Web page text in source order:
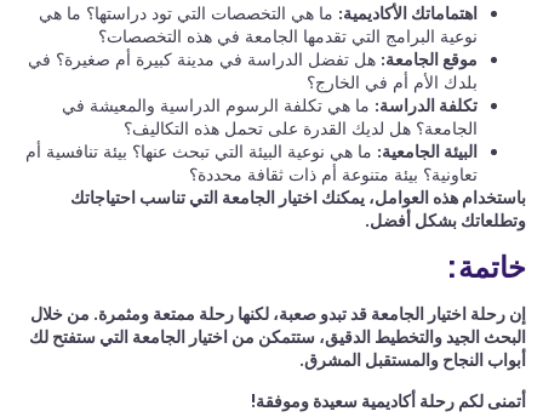
اهتماماتك الأكاديمية: ما هي التخصصات التي تود دراستها؟ ما هي
نوعية البرامج التي تقدمها الجامعة في هذه التخصصات؟
موقع الجامعة: هل تفضل الدراسة في مدينة كبيرة أم صغيرة؟ في
بلدك الأم أم في الخارج؟
تكلفة الدراسة: ما هي تكلفة الرسوم الدراسية والمعيشة في
الجامعة؟ هل لديك القدرة على تحمل هذه التكاليف؟
البيئة الجامعية: ما هي نوعية البيئة التي تبحث عنها؟ بيئة تنافسية أم
تعاونية؟ بيئة متنوعة أم ذات ثقافة محددة؟
باستخدام هذه العوامل، يمكنك اختيار الجامعة التي تناسب احتياجاتك
وتطلعاتك بشكل أفضل.
خاتمة:
إن رحلة اختيار الجامعة قد تبدو صعبة، لكنها رحلة ممتعة ومثمرة. من خلال
البحث الجيد والتخطيط الدقيق، ستتمكن من اختيار الجامعة التي ستفتح لك
أبواب النجاح والمستقبل المشرق.
أتمنى لكم رحلة أكاديمية سعيدة وموفقة!